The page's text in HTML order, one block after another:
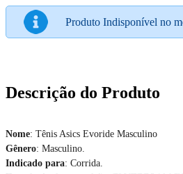
Produto Indisponível no
Descrição do Produto
Nome: Tênis Asics Evoride Masculino
Gênero: Masculino.
Indicado para: Corrida.